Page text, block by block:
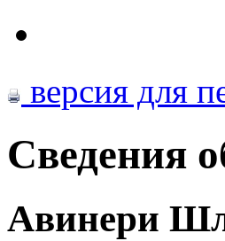
версия для
Сведения
Авинери